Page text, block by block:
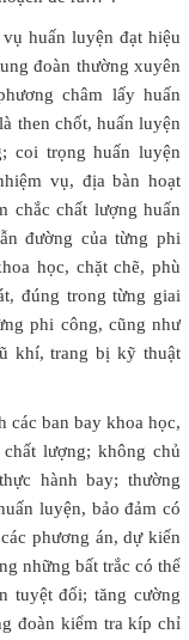
huấn luyện đạt hiệu
đoàn thường xuyên
châm lấy huấn
then chốt, huấn luyện
coi trọng huấn luyện
vụ, địa bàn hoạt
chắc chất lượng huấn
đường của từng phi
học, chặt chẽ, phù
đúng trong từng giai
phi công, cũng như
khí, trang bị kỹ thuật
các ban bay khoa học,
lượng; không chủ
hành bay; thường
luyện, bảo đảm có
phương án, dự kiến
những bất trắc có thể
tuyệt đối; tăng cường
đoàn kiểm tra kíp chỉ